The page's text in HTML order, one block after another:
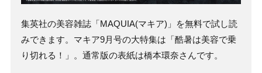
集英社の美容雑誌「MAQUIA(マキア)」を無料で試し読
みできます。マキア9月号の大特集は「酷暑は美容で乗
り切れる！」。通常版の表紙は橋本環奈さんです。